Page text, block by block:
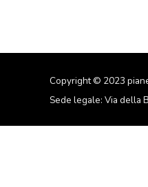
Copyright © 2023
Sede legale: Via della